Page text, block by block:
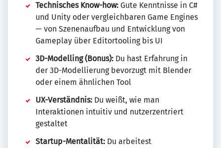
Technisches Know-how: Gute Kenntnisse in C#
und Unity oder vergleichbaren Game Engines
— von Szenenaufbau und Entwicklung von
Gameplay über Editortooling bis UI
3D-Modelling (Bonus): Du hast Erfahrung in
der 3D-Modellierung bevorzugt mit Blender
oder einem ähnlichen Tool
UX-Verständnis: Du weißt, wie man
Interaktionen intuitiv und nutzerzentriert
gestaltet
Startup-Mentalität: Du arbeitest